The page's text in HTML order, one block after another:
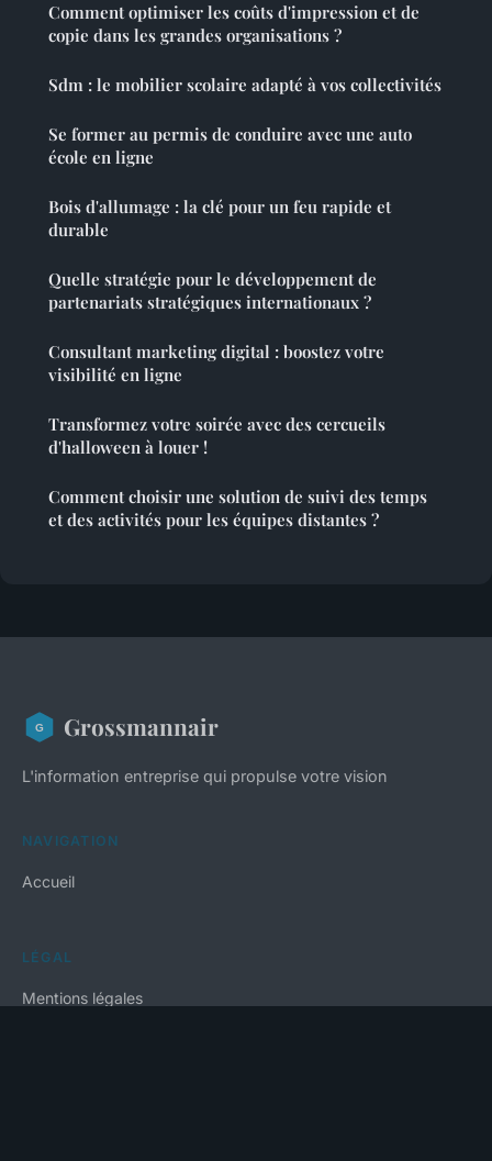
Comment optimiser les coûts d'impression et de
copie dans les grandes organisations ?
Sdm : le mobilier scolaire adapté à vos collectivités
Se former au permis de conduire avec une auto
école en ligne
Bois d'allumage : la clé pour un feu rapide et
durable
Quelle stratégie pour le développement de
partenariats stratégiques internationaux ?
Consultant marketing digital : boostez votre
visibilité en ligne
Transformez votre soirée avec des cercueils
d'halloween à louer !
Comment choisir une solution de suivi des temps
et des activités pour les équipes distantes ?
Grossmannair
L'information entreprise qui propulse votre vision
NAVIGATION
Accueil
LÉGAL
Mentions légales